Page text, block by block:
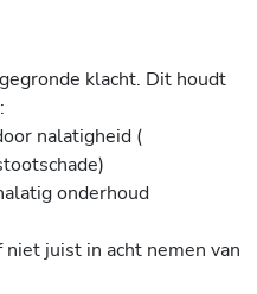
klacht. Dit houdt
nalatigheid (
onderhoud
juist in acht nemen van